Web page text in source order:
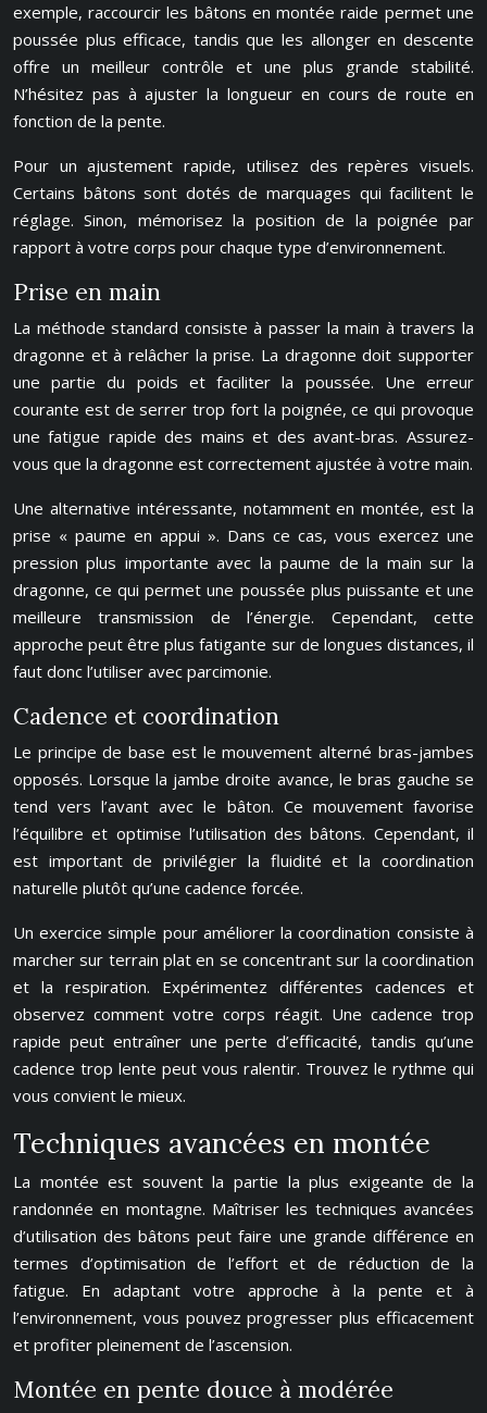
exemple, raccourcir les bâtons en montée raide permet une
poussée plus efficace, tandis que les allonger en descente
offre un meilleur contrôle et une plus grande stabilité.
N’hésitez pas à ajuster la longueur en cours de route en
fonction de la pente.
Pour un ajustement rapide, utilisez des repères visuels.
Certains bâtons sont dotés de marquages qui facilitent le
réglage. Sinon, mémorisez la position de la poignée par
rapport à votre corps pour chaque type d’environnement.
Prise en main
La méthode standard consiste à passer la main à travers la
dragonne et à relâcher la prise. La dragonne doit supporter
une partie du poids et faciliter la poussée. Une erreur
courante est de serrer trop fort la poignée, ce qui provoque
une fatigue rapide des mains et des avant-bras. Assurez-
vous que la dragonne est correctement ajustée à votre main.
Une alternative intéressante, notamment en montée, est la
prise « paume en appui ». Dans ce cas, vous exercez une
pression plus importante avec la paume de la main sur la
dragonne, ce qui permet une poussée plus puissante et une
meilleure transmission de l’énergie. Cependant, cette
approche peut être plus fatigante sur de longues distances, il
faut donc l’utiliser avec parcimonie.
Cadence et coordination
Le principe de base est le mouvement alterné bras-jambes
opposés. Lorsque la jambe droite avance, le bras gauche se
tend vers l’avant avec le bâton. Ce mouvement favorise
l’équilibre et optimise l’utilisation des bâtons. Cependant, il
est important de privilégier la fluidité et la coordination
naturelle plutôt qu’une cadence forcée.
Un exercice simple pour améliorer la coordination consiste à
marcher sur terrain plat en se concentrant sur la coordination
et la respiration. Expérimentez différentes cadences et
observez comment votre corps réagit. Une cadence trop
rapide peut entraîner une perte d’efficacité, tandis qu’une
cadence trop lente peut vous ralentir. Trouvez le rythme qui
vous convient le mieux.
Techniques avancées en montée
La montée est souvent la partie la plus exigeante de la
randonnée en montagne. Maîtriser les techniques avancées
d’utilisation des bâtons peut faire une grande différence en
termes d’optimisation de l’effort et de réduction de la
fatigue. En adaptant votre approche à la pente et à
l’environnement, vous pouvez progresser plus efficacement
et profiter pleinement de l’ascension.
Montée en pente douce à modérée